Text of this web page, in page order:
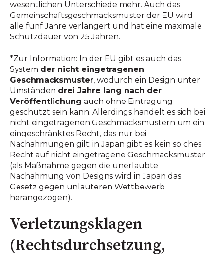
wesentlichen Unterschiede mehr. Auch das
Gemeinschaftsgeschmacksmuster der EU wird
alle fünf Jahre verlängert und hat eine maximale
Schutzdauer von 25 Jahren.
*Zur Information: In der EU gibt es auch das
System der nicht eingetragenen
Geschmacksmuster, wodurch ein Design unter
Umständen drei Jahre lang nach der
Veröffentlichung auch ohne Eintragung
geschützt sein kann. Allerdings handelt es sich bei
nicht eingetragenen Geschmacksmustern um ein
eingeschränktes Recht, das nur bei
Nachahmungen gilt; in Japan gibt es kein solches
Recht auf nicht eingetragene Geschmacksmuster
(als Maßnahme gegen die unerlaubte
Nachahmung von Designs wird in Japan das
Gesetz gegen unlauteren Wettbewerb
herangezogen).
Verletzungsklagen
(Rechtsdurchsetzung,